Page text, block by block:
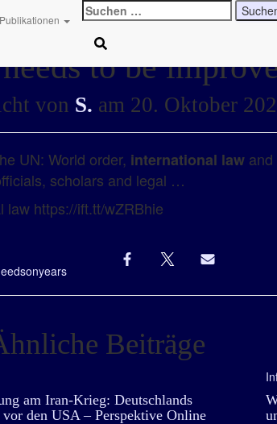
Publikationen
Suchen
nach:
to be
von S. am 20. Oktober
UN: World order, international law
scholars and legal …
https://ift.tt/wZRBhie
onyears
Beiträge
am Iran-Krieg: Deutschlands
den USA – Perspektive Online